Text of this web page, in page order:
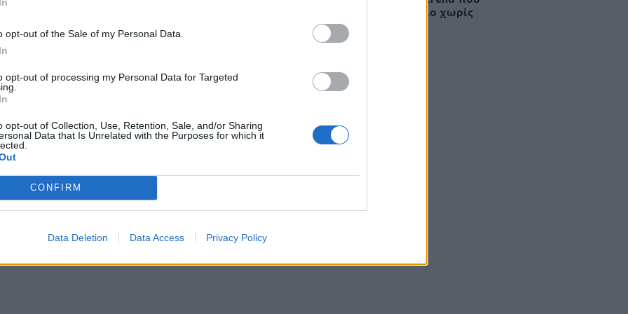
opt-out of the Sale of my Personal Data.
opt-out of processing my Personal Data for Targeted
opt-out of Collection, Use, Retention, Sale, and/or Sharing
Data that Is Unrelated with the Purposes for which it
CONFIRM
Data Deletion Data Access Privacy Policy
ψυχίατρο;
ότι η πληροφορία ότι κάποιος βλέπει
μια...
στέλνει τη Gen Z στον ήλιο χωρίς
αντηλιακό